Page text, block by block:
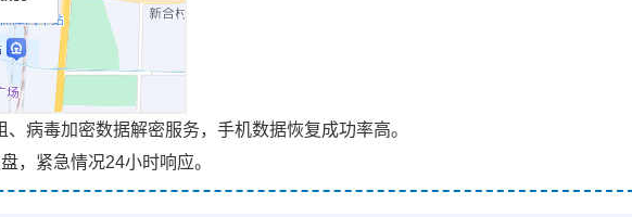
病毒加密数据解密服务，手机数据恢复成功率高。
，紧急情况24小时响应。